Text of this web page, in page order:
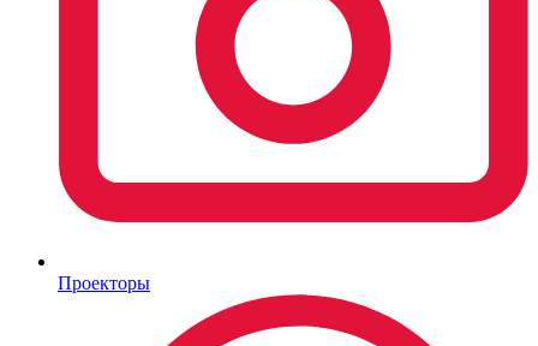
Проекторы